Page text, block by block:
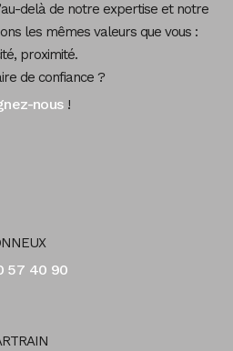
delà de notre expertise et notre
les mêmes valeurs que vous :
proximité.
de confiance ?
nous!
57 40 90